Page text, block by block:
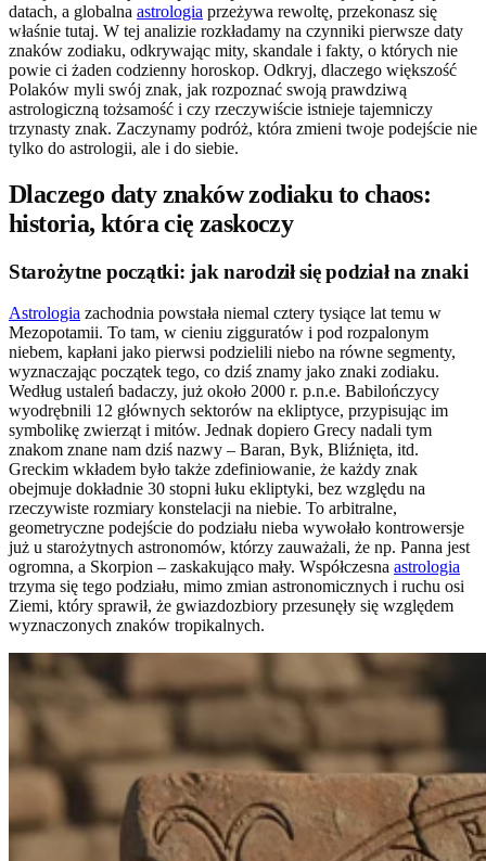
datach, a globalna astrologia przeżywa rewoltę, przekonasz się
właśnie tutaj. W tej analizie rozkładamy na czynniki pierwsze daty
znaków zodiaku, odkrywając mity, skandale i fakty, o których nie
powie ci żaden codzienny horoskop. Odkryj, dlaczego większość
Polaków myli swój znak, jak rozpoznać swoją prawdziwą
astrologiczną tożsamość i czy rzeczywiście istnieje tajemniczy
trzynasty znak. Zaczynamy podróż, która zmieni twoje podejście nie
tylko do astrologii, ale i do siebie.
Dlaczego daty znaków zodiaku to chaos:
historia, która cię zaskoczy
Starożytne początki: jak narodził się podział na znaki
Astrologia zachodnia powstała niemal cztery tysiące lat temu w
Mezopotamii. To tam, w cieniu zigguratów i pod rozpalonym
niebem, kapłani jako pierwsi podzielili niebo na równe segmenty,
wyznaczając początek tego, co dziś znamy jako znaki zodiaku.
Według ustaleń badaczy, już około 2000 r. p.n.e. Babilończycy
wyodrębnili 12 głównych sektorów na ekliptyce, przypisując im
symbolikę zwierząt i mitów. Jednak dopiero Grecy nadali tym
znakom znane nam dziś nazwy – Baran, Byk, Bliźnięta, itd.
Greckim wkładem było także zdefiniowanie, że każdy znak
obejmuje dokładnie 30 stopni łuku ekliptyki, bez względu na
rzeczywiste rozmiary konstelacji na niebie. To arbitralne,
geometryczne podejście do podziału nieba wywołało kontrowersje
już u starożytnych astronomów, którzy zauważali, że np. Panna jest
ogromna, a Skorpion – zaskakująco mały. Współczesna astrologia
trzyma się tego podziału, mimo zmian astronomicznych i ruchu osi
Ziemi, który sprawił, że gwiazdozbiory przesunęły się względem
wyznaczonych znaków tropikalnych.